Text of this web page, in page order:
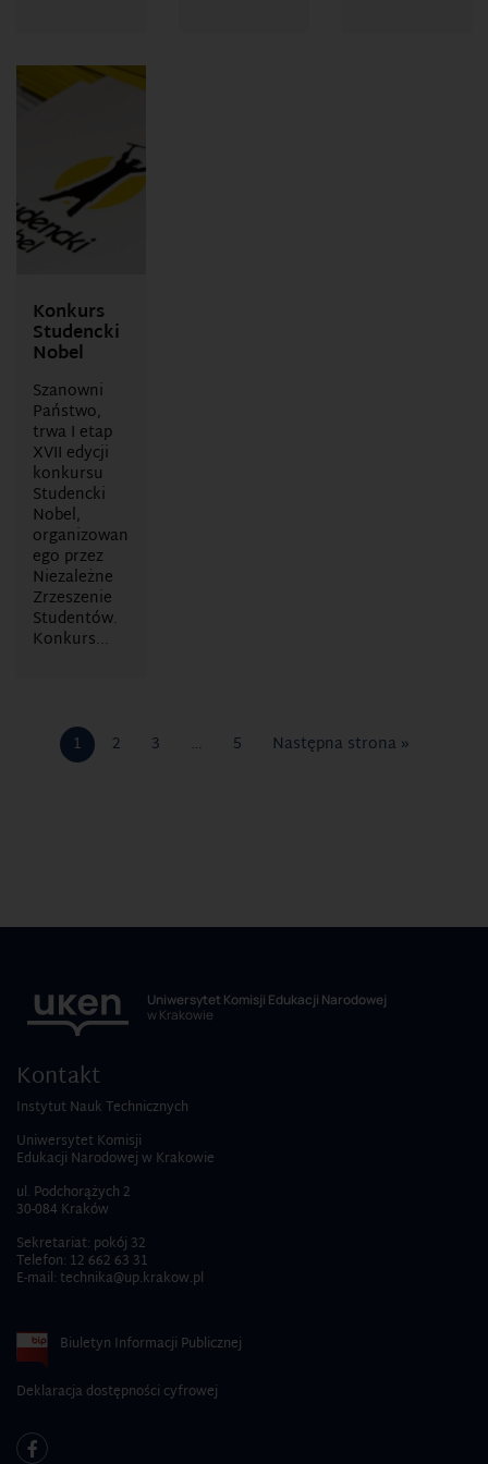
Konkurs
Studencki
Nobel
Szanowni
Państwo,
trwa I etap
XVII edycji
konkursu
Studencki
Nobel,
organizowan
ego przez
Niezależne
Zrzeszenie
Studentów.
Konkurs...
1 2 3 … 5 Następna strona »
Uniwersytet Komisji Edukacji Narodowej
w Krakowie
Kontakt
Instytut Nauk Technicznych
Uniwersytet Komisji
Edukacji Narodowej w Krakowie
ul. Podchorążych 2
30-084 Kraków
Sekretariat: pokój 32
Telefon: 12 662 63 31
E-mail: technika@up.krakow.pl
Biuletyn Informacji Publicznej
Deklaracja dostępności cyfrowej